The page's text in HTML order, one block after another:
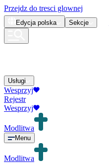
Przejdz do tresci glownej
Edycja polska Sekcje
Usługi
Wesprzyj
Rejestr
Wesprzyj
Modlitwa
Menu
Modlitwa